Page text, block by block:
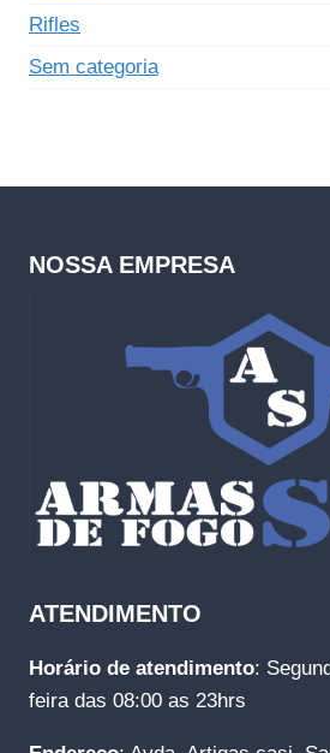
Rifles
Sem categoria
NOSSA EMPRESA
ATENDIMENTO
Horário de atendimento:
feira das 08:00 as 23hrs